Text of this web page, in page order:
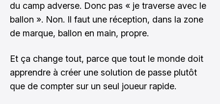
du camp adverse. Donc pas « je traverse avec le
ballon ». Non. Il faut une réception, dans la zone
de marque, ballon en main, propre.
Et ça change tout, parce que tout le monde doit
apprendre à créer une solution de passe plutôt
que de compter sur un seul joueur rapide.